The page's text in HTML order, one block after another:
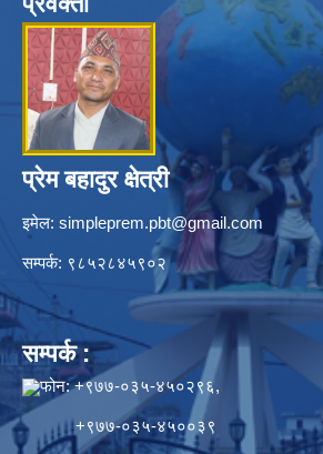
प्रेम बहादुर क्षेत्री
इमेल: simpleprem.pbt@gmail.com
सम्पर्क: ९८५२८४५९०२
सम्पर्क :
फोन: +९७७-०३५-४५०२९६,
+९७७-०३५-४५००३९